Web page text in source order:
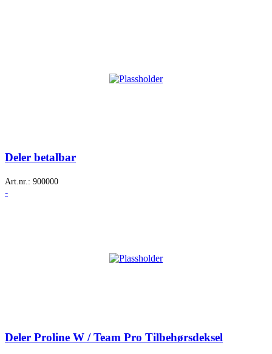
Deler betalbar
Art.nr.: 900000
-
Deler Proline W / Team Pro Tilbehørsdeksel